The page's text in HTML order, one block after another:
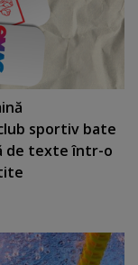
sportiv bate
de texte într-o